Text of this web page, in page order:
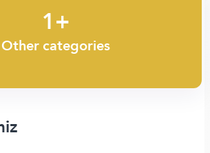
1+
Other categories